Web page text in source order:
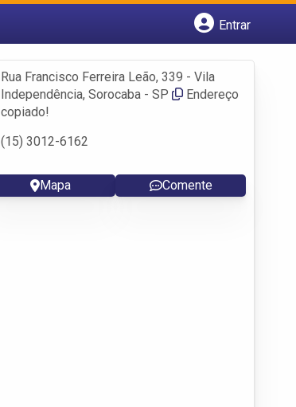
Entrar
Fazer login
Criar conta
Rua Francisco Ferreira Leão, 339 - Vila
Independência, Sorocaba - SP
Endereço
copiado!
(15) 3012-6162
Mapa Comente